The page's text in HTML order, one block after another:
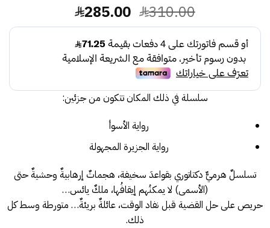
310.00 السعر
الأصلي
هو:
310.00.
285.00 السعر
الحالي
هو:
285.00.
سلسلة في ذلك المكان تتكون من جزئين:
رواية الأسوأ
رواية الجزيرة المجهولة
تسلسلٌ هرميٌّ دكتاتوري بقواعدَ سخيفة، هجماتٌ إرهابيةٌ وحشيةٌ حتى
(الأسمى) لا يمكنُهم إيقافُها، ملكٌ يائس…
حريص على حل القضية قبل نفاد الوقت، عائلةٌ بريئةٌ… متورطة وسط كل
ذلك.